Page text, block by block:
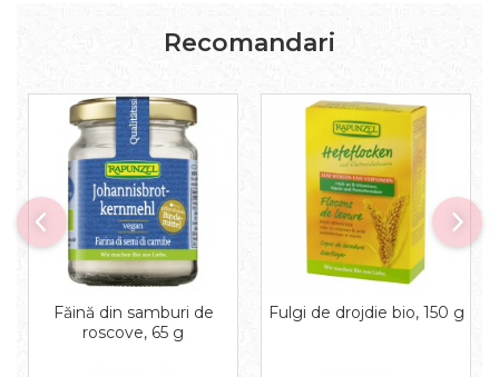
Recomandari
Făină din samburi de
roscove, 65 g
Fulgi de drojdie bio, 150 g